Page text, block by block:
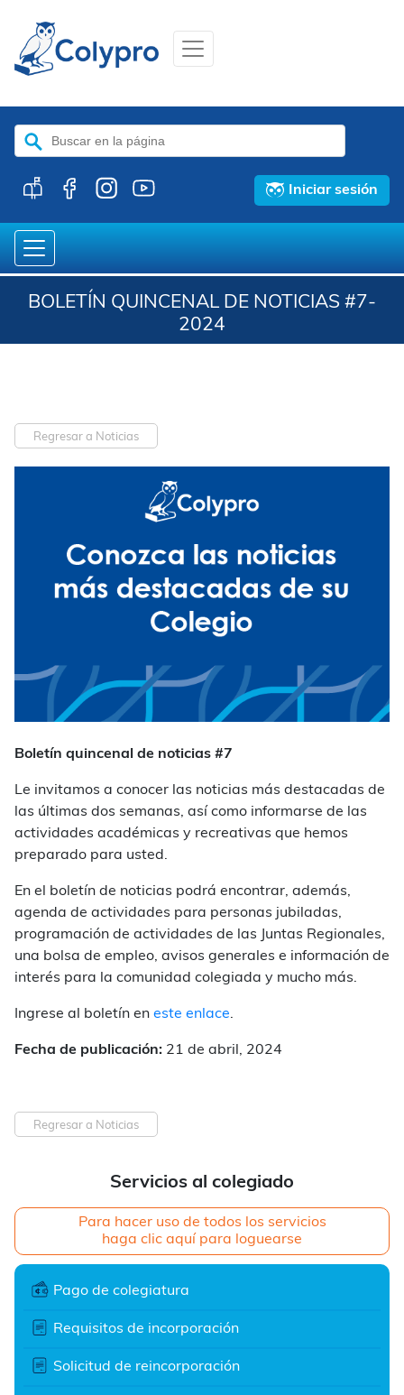
Buscar:
Iniciar sesión
BOLETÍN QUINCENAL DE NOTICIAS #7-
2024
Servicios al colegiado
Para hacer uso de todos los servicios
haga clic aquí para loguearse
Pago de colegiatura
Requisitos de incorporación
Solicitud de reincorporación
Regresar a Noticias
Boletín quincenal de noticias #7
Le invitamos a conocer las noticias más destacadas de
las últimas dos semanas, así como informarse de las
actividades académicas y recreativas que hemos
preparado para usted.
En el boletín de noticias podrá encontrar, además,
agenda de actividades para personas jubiladas,
programación de actividades de las Juntas Regionales,
una bolsa de empleo, avisos generales e información de
interés para la comunidad colegiada y mucho más.
Ingrese al boletín en este enlace.
Fecha de publicación: 21 de abril, 2024
Regresar a Noticias